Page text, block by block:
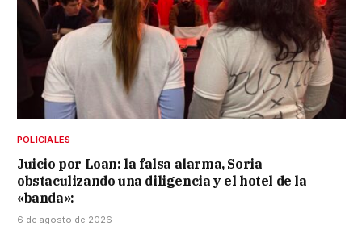
POLICIALES
Juicio por Loan: la falsa alarma, Soria
obstaculizando una diligencia y el hotel de la
«banda»:
6 de agosto de 2026